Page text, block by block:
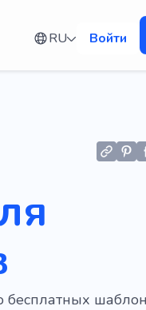
RU Войти
бесплатных